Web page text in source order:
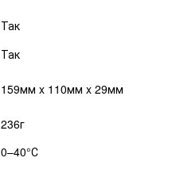
Так
Так
159мм x 110мм x 29мм
236г
0–40°С